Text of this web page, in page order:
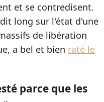
et se contredisent.
long sur l'état d'une
de libération
a bel et bien raté le
parce que les